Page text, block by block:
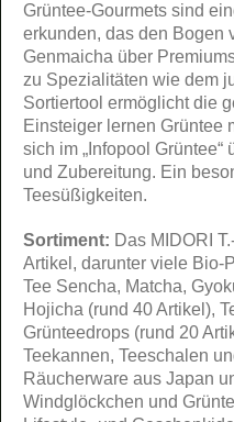
Grüntee-Gourmets sind
erkunden, das den Bogen
Genmaicha über
zu Spezialitäten wie dem
Sortiertool ermöglicht die
Einsteiger lernen Grüntee
sich im „Infopool
und Zubereitung. Ein
Teesüßigkeiten.
Sortiment: Das MIDORI
Artikel, darunter viele Bio-
Tee Sencha, Matcha,
Hojicha (rund 40 Artikel),
Grünteedrops (rund 20
Teekannen, Teeschalen
Räucherware aus Japan
Windglöckchen und